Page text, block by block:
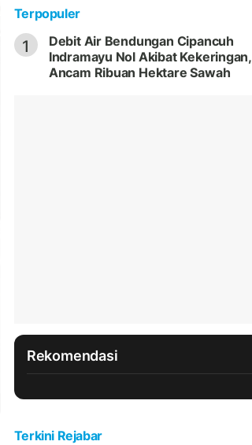
Terpopuler
1
Debit Air Bendungan Cipancuh
Indramayu Nol Akibat Kekeringan,
Ancam Ribuan Hektare Sawah
Rekomendasi
Terkini Rejabar